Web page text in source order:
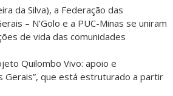
da Silva), a Federação das
– N’Golo e a PUC-Minas se uniram
de vida das comunidades
Quilombo Vivo: apoio e
Gerais”, que está estruturado a partir